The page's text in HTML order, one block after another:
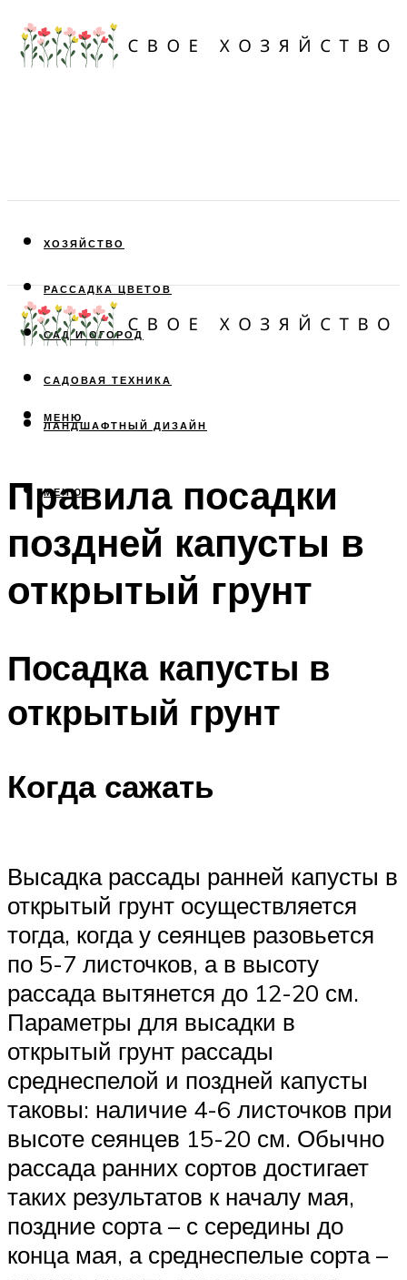
ХОЗЯЙСТВО
РАССАДКА ЦВЕТОВ
САД И ОГОРОД
САДОВАЯ ТЕХНИКА
ЛАНДШАФТНЫЙ ДИЗАЙН
МЕНЮ
МЕНЮ
Правила посадки
поздней капусты в
открытый грунт
Посадка капусты в
открытый грунт
Когда сажать
Высадка рассады ранней капусты в
открытый грунт осуществляется
тогда, когда у сеянцев разовьется
по 5-7 листочков, а в высоту
рассада вытянется до 12-20 см.
Параметры для высадки в
открытый грунт рассады
среднеспелой и поздней капусты
таковы: наличие 4-6 листочков при
высоте сеянцев 15-20 см. Обычно
рассада ранних сортов достигает
таких результатов к началу мая,
поздние сорта – с середины до
конца мая, а среднеспелые сорта –